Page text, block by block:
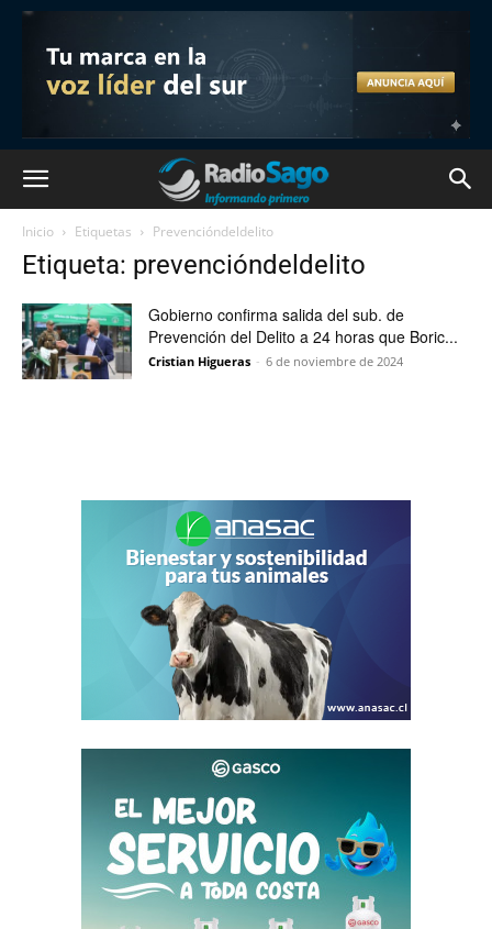
Inicio Etiquetas Prevencióndeldelito
Etiqueta: prevencióndeldelito
Gobierno confirma salida del sub. de
Prevención del Delito a 24 horas que Boric...
Cristian Higueras - 6 de noviembre de 2024